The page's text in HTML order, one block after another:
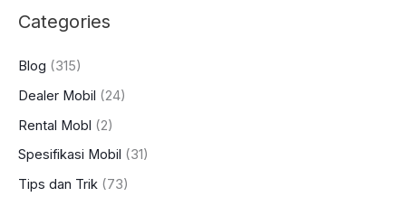
Categories
Blog (315)
Dealer Mobil (24)
Rental Mobl (2)
Spesifikasi Mobil (31)
Tips dan Trik (73)